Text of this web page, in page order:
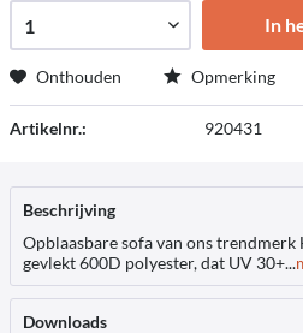
In
Onthouden Opmerking
Artikelnr.: 920431
Beschrijving
Opblaasbare sofa van ons
gevlekt 600D polyester, dat UV 30+...
Downloads